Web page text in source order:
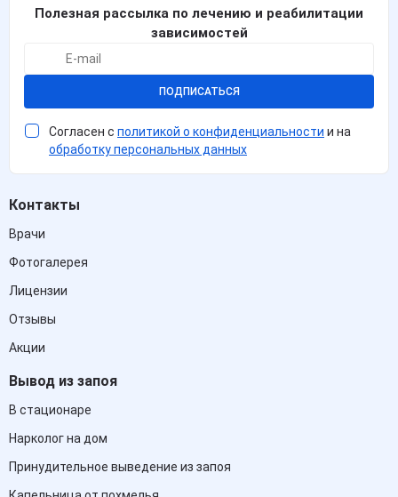
Полезная рассылка по лечению и реабилитации
зависимостей
ПОДПИСАТЬСЯ
Согласен с политикой о конфиденциальности и на
обработку персональных данных
Контакты
Врачи
Фотогалерея
Лицензии
Отзывы
Акции
Вывод из запоя
В стационаре
Нарколог на дом
Принудительное выведение из запоя